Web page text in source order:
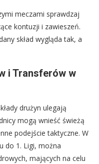
meczami sprawdzaj
kontuzji i zawieszeń.
skład wygląda tak, a
i Transferów w
drużyn ulegają
mogą wnieść świeżą
podejście taktyczne. W
do 1. Ligi, można
mających na celu